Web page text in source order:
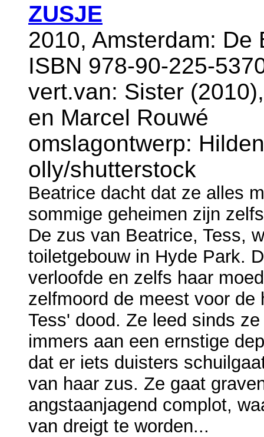
ZUSJE
2010, Amsterdam:
ISBN 978-90-225-
vert.van: Sister
en Marcel Rouwé
omslagontwerp:
olly/shutterstock
Beatrice dacht dat ze alles
sommige geheimen zijn
De zus van Beatrice, Tess,
toiletgebouw in Hyde Park.
verloofde en zelfs haar
zelfmoord de meest voor
Tess' dood. Ze leed sinds
immers aan een ernstige
dat er iets duisters
van haar zus. Ze gaat
angstaanjagend complot,
van dreigt te worden...